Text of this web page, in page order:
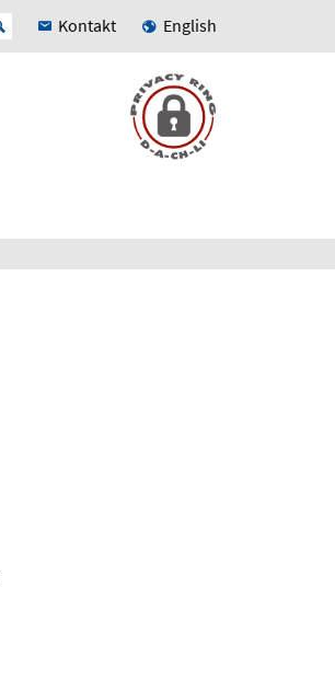
Kontakt English